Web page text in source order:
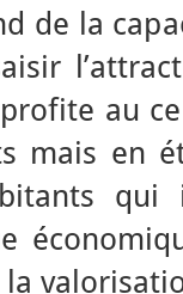
de la
au
mais en
qui